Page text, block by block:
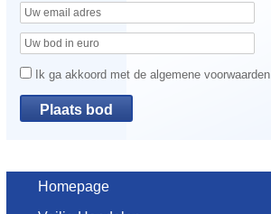
Ik ga akkoord met de algemene voorwaarden.
Homepage